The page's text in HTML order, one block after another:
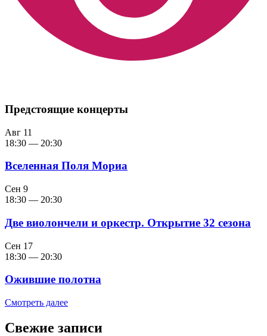
Предстоящие концерты
Авг 11
18:30 — 20:30
Вселенная Поля Мориа
Сен 9
18:30 — 20:30
Две виолончели и оркестр. Открытие 32 сезона
Сен 17
18:30 — 20:30
Ожившие полотна
Смотреть далее
Свежие записи